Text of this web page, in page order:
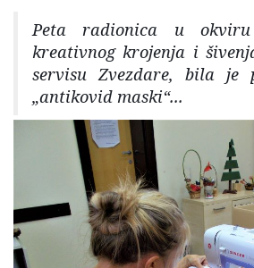
Peta radionica u okviru
kreativnog krojenja i
servisu Zvezdare, bila je
„antikovid maski“...